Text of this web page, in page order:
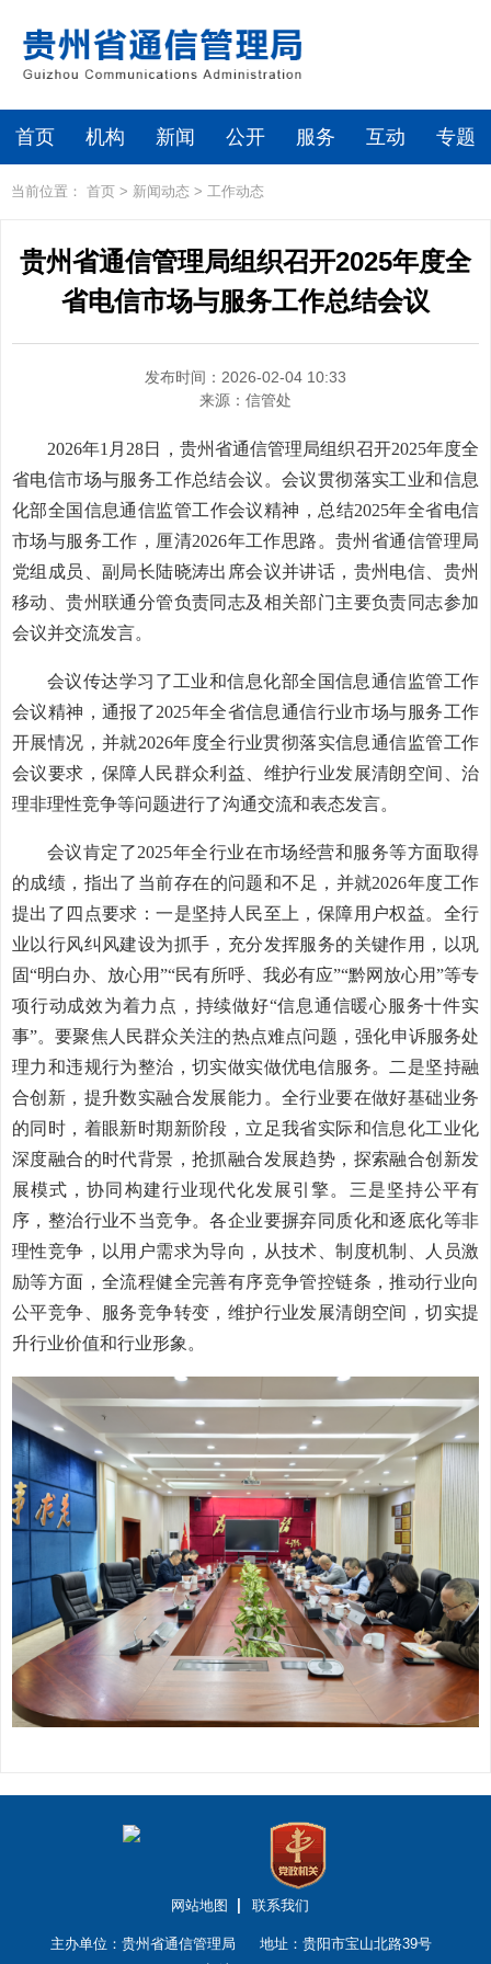
首页 机构 新闻 公开 服务 互动 专题
当前位置： 首页 > 新闻动态 > 工作动态
贵州省通信管理局组织召开2025年度全
省电信市场与服务工作总结会议
发布时间：2026-02-04 10:33
来源： 信管处
2026年1月28日，贵州省通信管理局组织召开2025年度全
省电信市场与服务工作总结会议。会议贯彻落实工业和信息
化部全国信息通信监管工作会议精神，总结2025年全省电信
市场与服务工作，厘清2026年工作思路。贵州省通信管理局
党组成员、副局长陆晓涛出席会议并讲话，贵州电信、贵州
移动、贵州联通分管负责同志及相关部门主要负责同志参加
会议并交流发言。
会议传达学习了工业和信息化部全国信息通信监管工作
会议精神，通报了2025年全省信息通信行业市场与服务工作
开展情况，并就2026年度全行业贯彻落实信息通信监管工作
会议要求，保障人民群众利益、维护行业发展清朗空间、治
理非理性竞争等问题进行了沟通交流和表态发言。
会议肯定了2025年全行业在市场经营和服务等方面取得
的成绩，指出了当前存在的问题和不足，并就2026年度工作
提出了四点要求：一是坚持人民至上，保障用户权益。全行
业以行风纠风建设为抓手，充分发挥服务的关键作用，以巩
固“明白办、放心用”“民有所呼、我必有应”“黔网放心用”等专
项行动成效为着力点，持续做好“信息通信暖心服务十件实
事”。要聚焦人民群众关注的热点难点问题，强化申诉服务处
理力和违规行为整治，切实做实做优电信服务。二是坚持融
合创新，提升数实融合发展能力。全行业要在做好基础业务
的同时，着眼新时期新阶段，立足我省实际和信息化工业化
深度融合的时代背景，抢抓融合发展趋势，探索融合创新发
展模式，协同构建行业现代化发展引擎。三是坚持公平有
序，整治行业不当竞争。各企业要摒弃同质化和逐底化等非
理性竞争，以用户需求为导向，从技术、制度机制、人员激
励等方面，全流程健全完善有序竞争管控链条，推动行业向
公平竞争、服务竞争转变，维护行业发展清朗空间，切实提
升行业价值和行业形象。
网站地图 联系我们
主办单位：贵州省通信管理局
地址：贵阳市宝山北路39号